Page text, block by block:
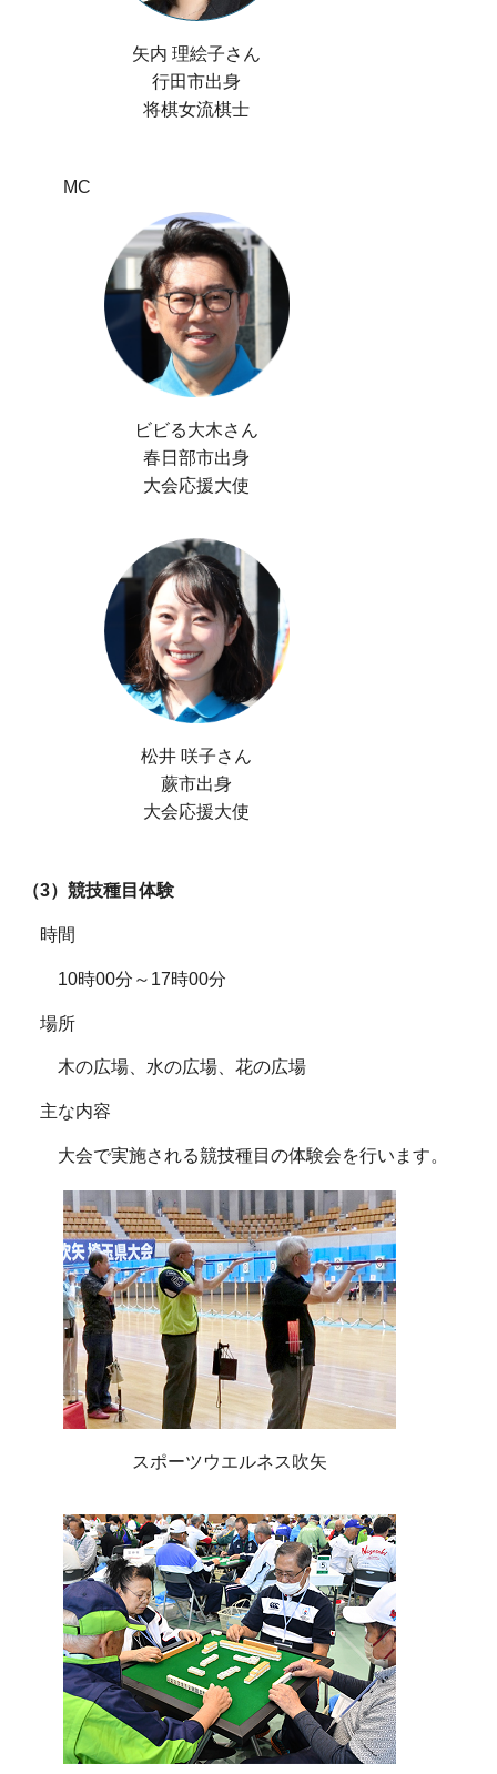
矢内 理絵子さん
行田市出身
将棋女流棋士
MC
ビビる大木さん
春日部市出身
大会応援大使
松井 咲子さん
蕨市出身
大会応援大使
（3）競技種目体験
時間
10時00分～17時00分
場所
木の広場、水の広場、花の広場
主な内容
大会で実施される競技種目の体験会を行います。
スポーツウエルネス吹矢